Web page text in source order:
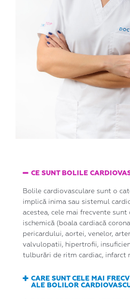
CE SUNT BOLILE
Bolile cardiovasculare sunt o
implică inima sau sistemul
acestea, cele mai frecvente
ischemică (boala cardiacă
pericardului, aortei, venelor,
valvulopatii, hipertrofii,
tulburări de ritm cardiac, infarct
CARE SUNT CELE MAI
ALE BOLILOR